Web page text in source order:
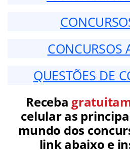
CONCURSOS
QUESTÕES DE
Receba
celular as
mundo dos
link abaixo e